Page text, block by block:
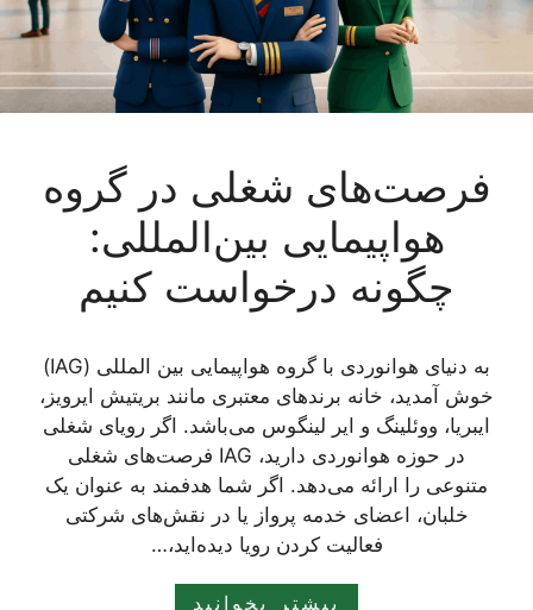
فرصت‌های شغلی در گروه
هواپیمایی بین‌المللی:
چگونه درخواست کنیم
به دنیای هوانوردی با گروه هواپیمایی بین المللی (IAG)
خوش آمدید، خانه برندهای معتبری مانند بریتیش ایرویز،
ایبریا، ووئلینگ و ایر لینگوس می‌باشد. اگر رویای شغلی
در حوزه هوانوردی دارید، IAG فرصت‌های شغلی
متنوعی را ارائه می‌دهد. اگر شما هدفمند به عنوان یک
خلبان، اعضای خدمه پرواز یا در نقش‌های شرکتی
فعالیت کردن رویا دیده‌اید،…
بیشتر بخوانید